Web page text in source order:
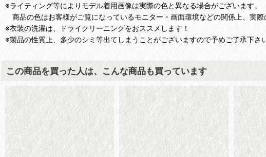
※ライティング等によりモデル着用画像は実際の色と異なる場合がございます。
商品の色はお客様がご覧になっているモニター・画面環境などの関係上、実
※衣装の洗濯は、ドライクリーニングをおススメします！
※製品の性質上、多少のシミ等出てしまうことがございますので予めご了承下
この商品を買った人は、こんな商品も買っています